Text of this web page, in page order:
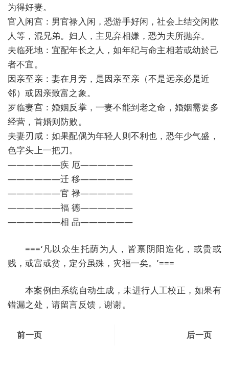
为得好妻。
官入闲宫：男官禄入闲，恐游手好闲，社会上结交闲散
人等，混兄弟。妇人，主见弃相嫌，恐为夫所抛弃。
夫临死地：宜配年长之人，如年纪与命主相若或幼於己
者不宜。
因亲至亲：妻在月旁，是因亲至亲（不是远亲必是近
邻）或因亲致富之象。
罗临妻宫：婚姻反掌，一妻不能到老之命，婚姻需要多
经营，首婚则防败。
夫妻刃咸：如果配偶为年轻人则不利也，恐年少气盛，
色字头上一把刀。
——————疾 厄——————
——————迁 移——————
——————官 禄——————
——————福 德——————
——————相 品——————
===‘凡以众生托荫为人，皆禀阴阳造化，或贵或
贱，或富或贫，定分虽殊，灾福一矣。’===
本案例由系统自动生成，未进行人工校正，如果有
错漏之处，请留言反馈，谢谢。
前一页 后一页